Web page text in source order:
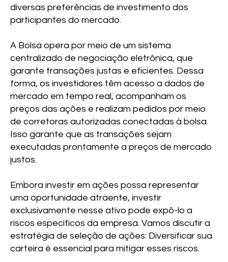
diversas preferências de investimento dos
participantes do mercado.
A Bolsa opera por meio de um sistema
centralizado de negociação eletrônica, que
garante transações justas e eficientes. Dessa
forma, os investidores têm acesso a dados de
mercado em tempo real, acompanham os
preços das ações e realizam pedidos por meio
de corretoras autorizadas conectadas à bolsa.
Isso garante que as transações sejam
executadas prontamente a preços de mercado
justos.
Embora investir em ações possa representar
uma oportunidade atraente, investir
exclusivamente nesse ativo pode expô-lo a
riscos específicos da empresa. Vamos discutir a
estratégia de seleção de ações: Diversificar sua
carteira é essencial para mitigar esses riscos.